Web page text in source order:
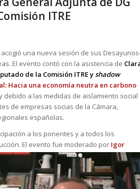
ITRE
acogió una nueva sesión de sus
El evento contó con la asistencia de
de la Comisión ITRE yshadow
Hacia una economía neutra en carbono
debido a las medidas de aislamiento social
de empresas socias de la Cámara,
españolas.
a los ponentes y a todos los
El evento fue moderado por Igor